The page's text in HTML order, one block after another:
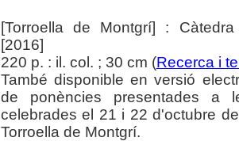
[Torroella de Montgrí] :
[2016]
220 p. : il. col. ; 30 cm (Recerca i
També disponible en versió
de ponències presentades a
celebrades el 21 i 22 d'octubre
Torroella de Montgrí.